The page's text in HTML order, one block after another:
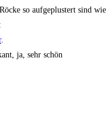
so auf­ge­plus­tert sind wie
.
ja, sehr schön